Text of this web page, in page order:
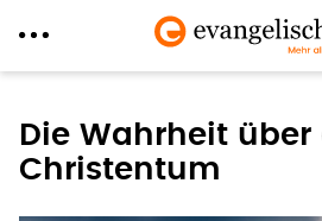
zum
Inhalt
Die Wahrheit über
Christentum